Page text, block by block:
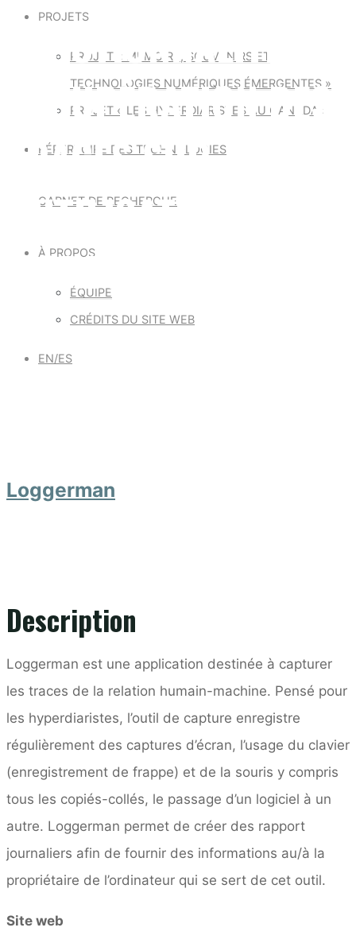
PROJETS
PROJET « MÉMOIRE, SOUVENIRS ET
TECHNOLOGIES NUMÉRIQUES ÉMERGENTES »
PROJET « LES HYPERDIARISTES AU CANADA »
RÉPERTOIRE DES TECHNOLOGIES
CARNET DE RECHERCHE
À PROPOS
ÉQUIPE
CRÉDITS DU SITE WEB
EN/ES
FONCTIONNALITÉS :
RÉCUPÉRATION DES
TRACES SUR
L'UTILISATION
D'ORDINATEURS
Loggerman
Description
Loggerman est une application destinée à capturer
les traces de la relation humain-machine. Pensé pour
les hyperdiaristes, l’outil de capture enregistre
régulièrement des captures d’écran, l’usage du clavier
(enregistrement de frappe) et de la souris y compris
tous les copiés-collés, le passage d’un logiciel à un
autre. Loggerman permet de créer des rapport
journaliers afin de fournir des informations au/à la
propriétaire de l’ordinateur qui se sert de cet outil.
Site web